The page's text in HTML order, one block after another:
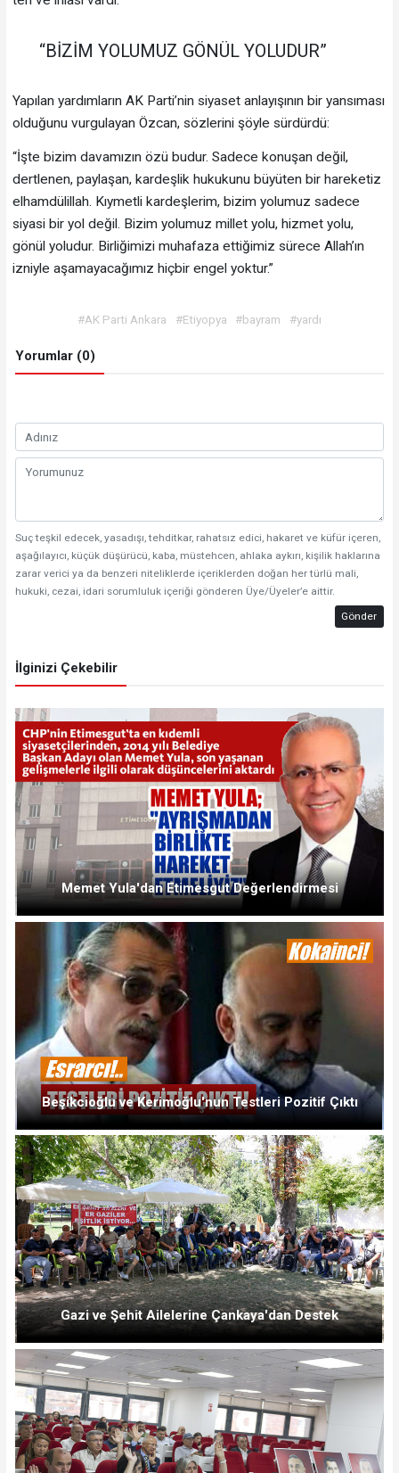
“BİZİM YOLUMUZ GÖNÜL YOLUDUR”
Yapılan yardımların AK Parti’nin siyaset anlayışının bir yansıması
olduğunu vurgulayan Özcan, sözlerini şöyle sürdürdü:
“İşte bizim davamızın özü budur. Sadece konuşan değil,
dertlenen, paylaşan, kardeşlik hukukunu büyüten bir hareketiz
elhamdülillah. Kıymetli kardeşlerim, bizim yolumuz sadece
siyasi bir yol değil. Bizim yolumuz millet yolu, hizmet yolu,
gönül yoludur. Birliğimizi muhafaza ettiğimiz sürece Allah’ın
izniyle aşamayacağımız hiçbir engel yoktur.”
#AK Parti Ankara #Etiyopya #bayram #yardı
Yorumlar (0)
Suç teşkil edecek, yasadışı, tehditkar, rahatsız edici, hakaret ve küfür içeren,
aşağılayıcı, küçük düşürücü, kaba, müstehcen, ahlaka aykırı, kişilik haklarına
zarar verici ya da benzeri niteliklerde içeriklerden doğan her türlü mali,
hukuki, cezai, idari sorumluluk içeriği gönderen Üye/Üyeler’e aittir.
Gönder
İlginizi Çekebilir
Memet Yula'dan Etimesgut Değerlendirmesi
Beşikcioğlu ve Kerimoğlu'nun Testleri Pozitif Çıktı
Gazi ve Şehit Ailelerine Çankaya'dan Destek